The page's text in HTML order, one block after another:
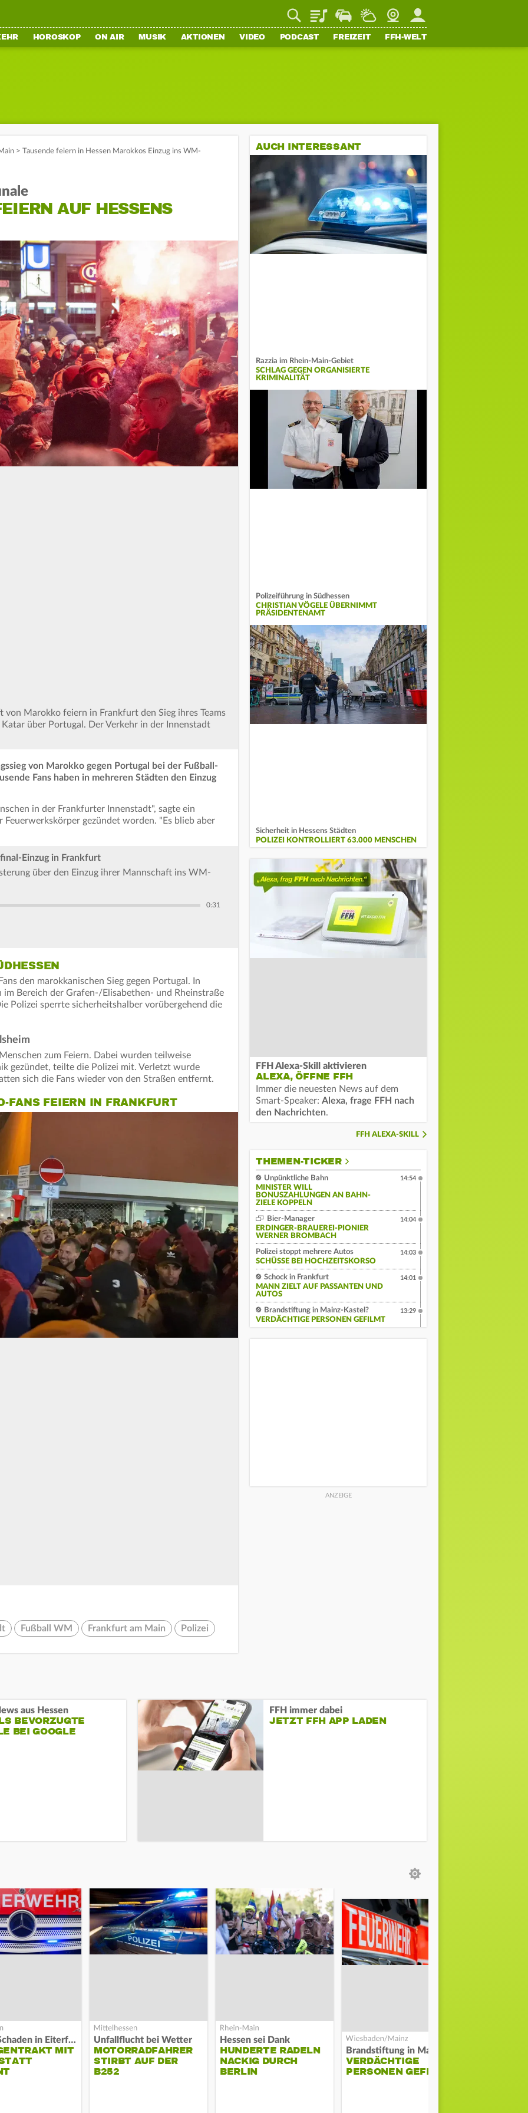
PlaylistStaupilotWetterWebcamMein FFH
HOROSKOP ON AIR MUSIK AKTIONEN VIDEO PODCAST FREIZEIT FFH-WELT
> Tausende feiern in Hessen Marokkos Einzug ins WM-
AUF HESSENS
von Marokko feiern in Frankfurt den Sieg ihres Teams
über Portugal. Der Verkehr in der Innenstadt
von Marokko gegen Portugal bei der Fußball-
Fans haben in mehreren Städten den Einzug
in der Frankfurter Innenstadt", sagte ein
Feuerwerkskörper gezündet worden. "Es blieb aber
Einzug in Frankfurt
über den Einzug ihrer Mannschaft ins WM-
0:31
den marokkanischen Sieg gegen Portugal. In
im Bereich der Grafen-/Elisabethen- und Rheinstraße
Polizei sperrte sicherheitshalber vorübergehend die
zum Feiern. Dabei wurden teilweise
gezündet, teilte die Polizei mit. Verletzt wurde
sich die Fans wieder von den Straßen entfernt.
FANS FEIERN IN FRANKFURT
Fußball WM Frankfurt am Main Polizei
AUCH INTERESSANT
Razzia im Rhein-Main-Gebiet
SCHLAG GEGEN ORGANISIERTE
KRIMINALITÄT
Polizeiführung in Südhessen
CHRISTIAN VÖGELE ÜBERNIMMT
PRÄSIDENTENAMT
Sicherheit in Hessens Städten
POLIZEI KONTROLLIERT 63.000 MENSCHEN
FFH Alexa-Skill aktivieren
ALEXA, ÖFFNE FFH
Immer die neuesten News auf dem
Smart-Speaker: Alexa, frage FFH nach
den Nachrichten.
FFH ALEXA-SKILL
THEMEN-TICKER
Unpünktliche Bahn
MINISTER WILL
BONUSZAHLUNGEN AN BAHN-
ZIELE KOPPELN
14:54
Bier-Manager
ERDINGER-BRAUEREI-PIONIER
WERNER BROMBACH
14:04
Polizei stoppt mehrere Autos
SCHÜSSE BEI HOCHZEITSKORSO
14:03
Schock in Frankfurt
MANN ZIELT AUF PASSANTEN UND
AUTOS
14:01
Brandstiftung in Mainz-Kastel?
VERDÄCHTIGE PERSONEN GEFILMT
13:29
aus Hessen
BEVORZUGTE
BEI GOOGLE
FFH immer dabei
JETZT FFH APP LADEN
Hoher Schaden in Eiterfeld
MIT
Unfallflucht bei Wetter
MOTORRADFAHRER
STIRBT AUF DER
B252
Hessen sei Dank
HUNDERTE RADELN
NACKIG DURCH
BERLIN
VERDÄCHTIGE
PERSONEN GEFILMT